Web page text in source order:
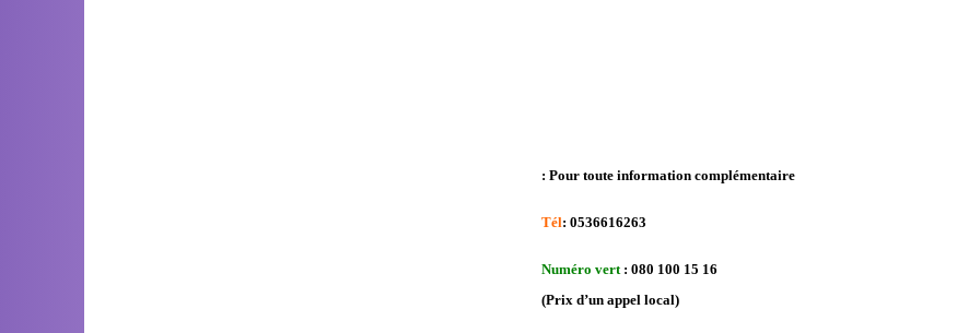
Pour toute information complémentaire :
Tél: 0536616263
Numéro vert: 080 100 15 16
(Prix d’un appel local)